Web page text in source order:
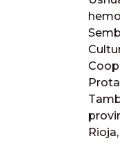
Rioja